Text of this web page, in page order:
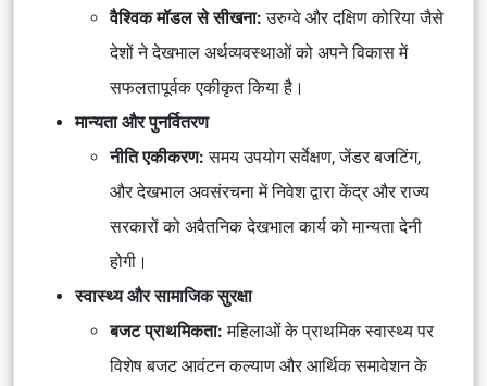
वैश्विक मॉडल से सीखना:उरुग्वे और दक्षिण कोरियाजैसे
देशों ने देखभाल अर्थव्यवस्थाओं को अपने विकास में
सफलतापूर्वक एकीकृत किया है।
मान्यता और पुनर्वितरण
नीति एकीकरण: समय उपयोग सर्वेक्षण,जेंडर बजटिंग,
औरदेखभाल अवसंरचना में निवेशद्वारा केंद्र और राज्य
सरकारों को अवैतनिक देखभाल कार्य को मान्यता देनी
होगी।
स्वास्थ्य और सामाजिक सुरक्षा
बजट प्राथमिकता: महिलाओं केप्राथमिक स्वास्थ्यपर
विशेष बजट आवंटन कल्याण और आर्थिक समावेशन के